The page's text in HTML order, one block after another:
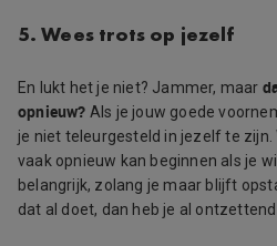
5. Wees trots op jezelf
En lukt het je niet? Jammer, maar
opnieuw? Als je jouw goede
je niet teleurgesteld in jezelf te zijn.
vaak opnieuw kan beginnen als je
belangrijk, zolang je maar blijft
dat al doet, dan heb je al